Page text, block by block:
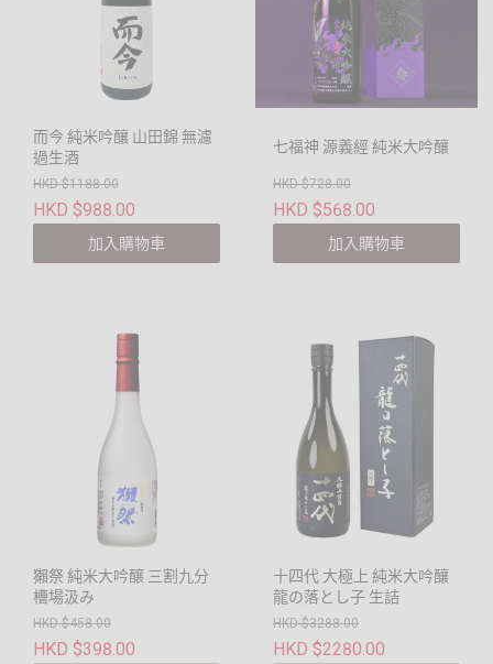
而今 純米吟釀 山田錦 無濾
過生酒
HKD $1188.00
HKD $988.00
加入購物車
七福神 源義經 純米大吟釀
HKD $728.00
HKD $568.00
加入購物車
獺祭 純米大吟醸 三割九分
槽場汲み
HKD $458.00
HKD $398.00
十四代 大極上 純米大吟釀
龍の落とし子 生詰
HKD $3288.00
HKD $2280.00